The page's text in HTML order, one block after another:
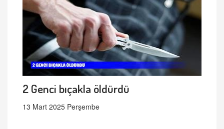
2 Genci bıçakla öldürdü
13 Mart 2025 Perşembe